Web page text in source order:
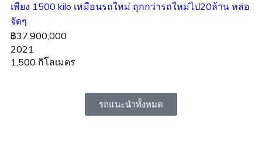
เพียง 1500 kilo เหมือนรถใหม่ ถุกกว่ารถใหม่ไป20ล้าน หล่อ
จัดๆ
฿37,900,000
2021
1,500 กิโลเมตร
รถแนะนำทั้งหมด